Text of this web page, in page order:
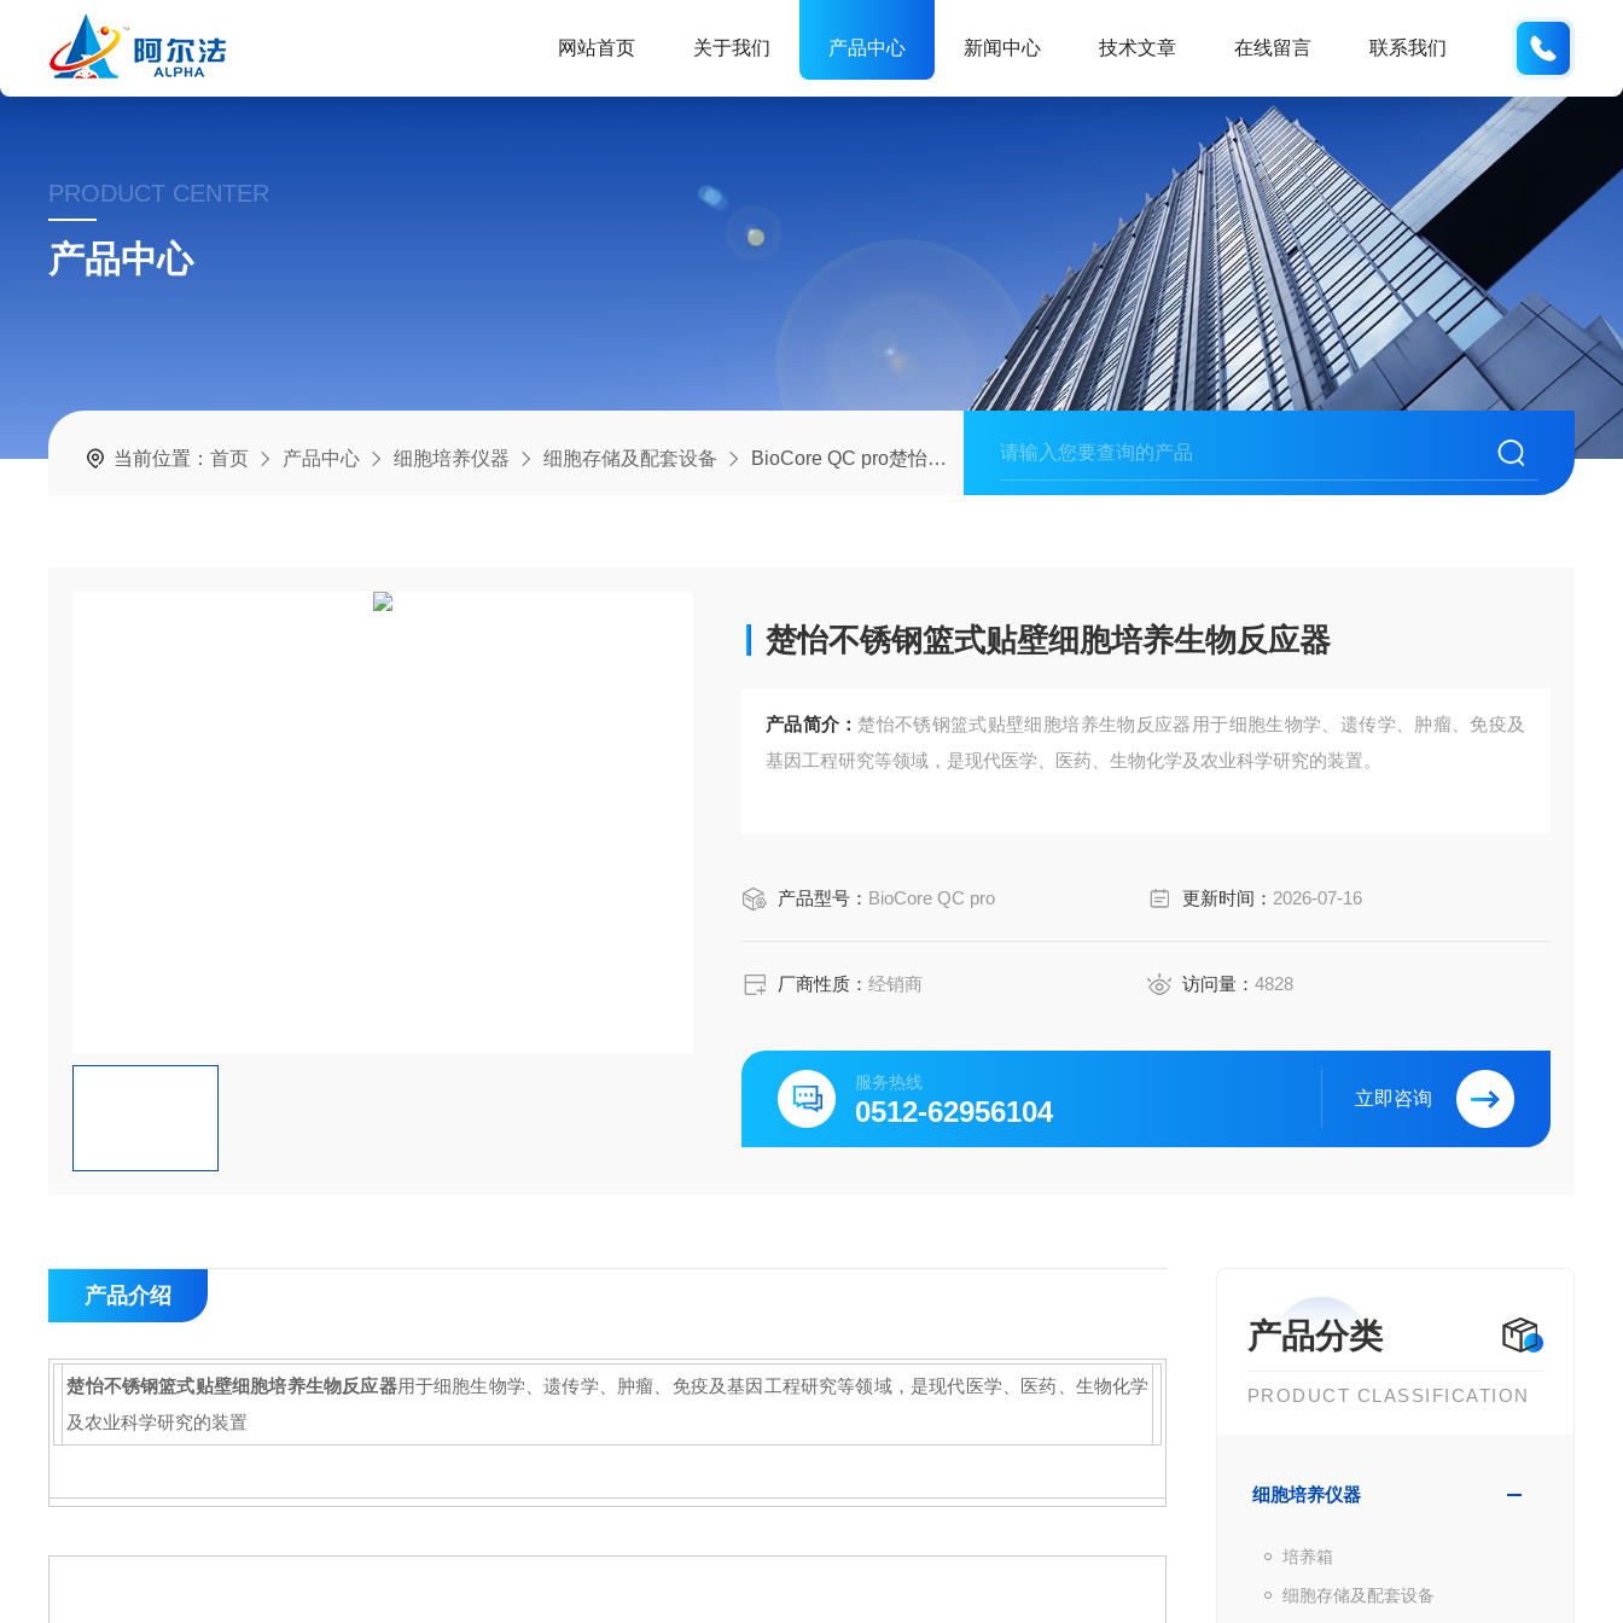
网站首页 关于我们 产品中心 新闻中心 技术文章 在线留言 联系我们
PRODUCT CENTER
产品中心
当前位置：首页 产品中心 细胞培养仪器 细胞存储及配套设备 BioCore QC pro楚怡不锈钢篮式贴壁细胞培养生物反应器
楚怡不锈钢篮式贴壁细胞培养生物反应器
产品简介： 楚怡不锈钢篮式贴壁细胞培养生物反应器用于细胞生物学、遗传学、肿瘤、免疫及
基因工程研究等领域，是现代医学、医药、生物化学及农业科学研究的装置。
产品型号： BioCore QC pro 更新时间： 2026-07-16
厂商性质：经销商 访问量： 4828
服务热线
0512-62956104 立即咨询
产品分类
PRODUCT CLASSIFICATION
细胞培养仪器
培养箱
细胞存储及配套设备
产品介绍
楚怡不锈钢篮式贴壁细胞培养生物反应器用于细胞生物学、遗传学、肿瘤、免疫及基因工程研究等领域，是现代医学、医药、生物化学
及农业科学研究的装置